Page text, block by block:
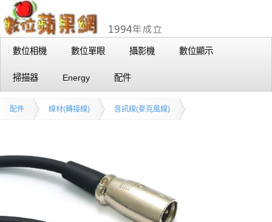
數位相機 數位單眼 攝影機 數位顯示
掃描器 Energy 配件
配件 線材(轉接線) 音訊線(麥克風線)